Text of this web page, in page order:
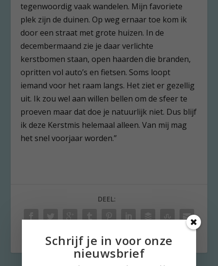
tegenwoordig vaak wandelen. Mijn favoriete
plek zijn de duinen. Op weg ernaar toe kom ik
door een straat met grote huizen. In de
decembermaand zie je daar verlichte
kerstbomen staan, open haarden die branden,
opritten vol auto’s en fietsen. Soms loopt
iemand voor het raam langs. Het ziet er gezellig
uit. Ik zou wel aan willen bellen om de sfeer te
proeven maar dat doe je natuurlijk niet. Dus blijf
ik deze Kerstmis helemaal alleen. Van mij mag
het snel voorjaar worden.”
DEEL:
Schrijf je in voor onze
nieuwsbrief